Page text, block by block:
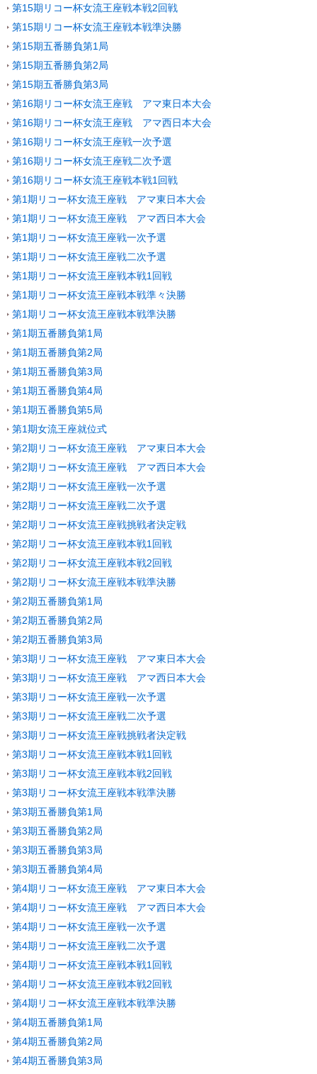
第15期リコー杯女流王座戦本戦2回戦
第15期リコー杯女流王座戦本戦準決勝
第15期五番勝負第1局
第15期五番勝負第2局
第15期五番勝負第3局
第16期リコー杯女流王座戦 アマ東日本大会
第16期リコー杯女流王座戦 アマ西日本大会
第16期リコー杯女流王座戦一次予選
第16期リコー杯女流王座戦二次予選
第16期リコー杯女流王座戦本戦1回戦
第1期リコー杯女流王座戦 アマ東日本大会
第1期リコー杯女流王座戦 アマ西日本大会
第1期リコー杯女流王座戦一次予選
第1期リコー杯女流王座戦二次予選
第1期リコー杯女流王座戦本戦1回戦
第1期リコー杯女流王座戦本戦準々決勝
第1期リコー杯女流王座戦本戦準決勝
第1期五番勝負第1局
第1期五番勝負第2局
第1期五番勝負第3局
第1期五番勝負第4局
第1期五番勝負第5局
第1期女流王座就位式
第2期リコー杯女流王座戦 アマ東日本大会
第2期リコー杯女流王座戦 アマ西日本大会
第2期リコー杯女流王座戦一次予選
第2期リコー杯女流王座戦二次予選
第2期リコー杯女流王座戦挑戦者決定戦
第2期リコー杯女流王座戦本戦1回戦
第2期リコー杯女流王座戦本戦2回戦
第2期リコー杯女流王座戦本戦準決勝
第2期五番勝負第1局
第2期五番勝負第2局
第2期五番勝負第3局
第3期リコー杯女流王座戦 アマ東日本大会
第3期リコー杯女流王座戦 アマ西日本大会
第3期リコー杯女流王座戦一次予選
第3期リコー杯女流王座戦二次予選
第3期リコー杯女流王座戦挑戦者決定戦
第3期リコー杯女流王座戦本戦1回戦
第3期リコー杯女流王座戦本戦2回戦
第3期リコー杯女流王座戦本戦準決勝
第3期五番勝負第1局
第3期五番勝負第2局
第3期五番勝負第3局
第3期五番勝負第4局
第4期リコー杯女流王座戦 アマ東日本大会
第4期リコー杯女流王座戦 アマ西日本大会
第4期リコー杯女流王座戦一次予選
第4期リコー杯女流王座戦二次予選
第4期リコー杯女流王座戦本戦1回戦
第4期リコー杯女流王座戦本戦2回戦
第4期リコー杯女流王座戦本戦準決勝
第4期五番勝負第1局
第4期五番勝負第2局
第4期五番勝負第3局